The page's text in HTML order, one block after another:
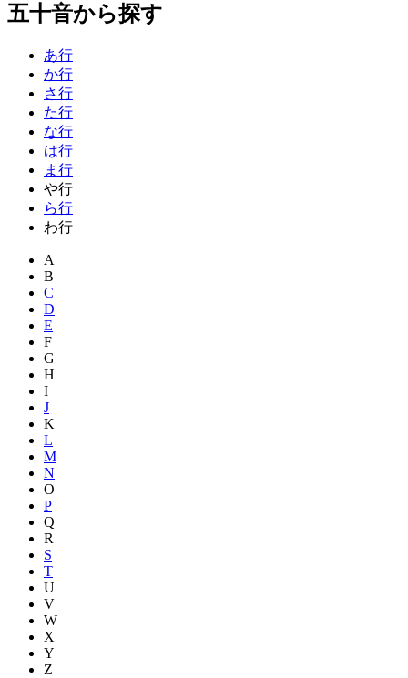
五十音から探す
あ行
か行
さ行
た行
な行
は行
ま行
や行
ら行
わ行
A
B
C
D
E
F
G
H
I
J
K
L
M
N
O
P
Q
R
S
T
U
V
W
X
Y
Z